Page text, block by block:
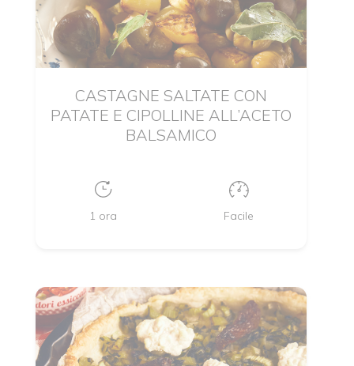
CASTAGNE SALTATE CON
PATATE E CIPOLLINE ALL’ACETO
BALSAMICO
1 ora Facile